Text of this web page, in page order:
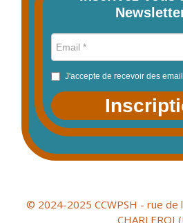
J'accepte de recevoir des
© 2024-2025 CCWPSH - rue de
CHARLEROI